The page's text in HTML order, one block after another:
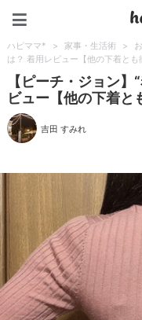
ハピママ* > 家事・生活術 >
は？ 着用レビュー【他の下着とも
【ピーチ・ジョン
ビュー【他の下着と
吉田 すみれ